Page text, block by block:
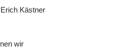
Kästner
wir